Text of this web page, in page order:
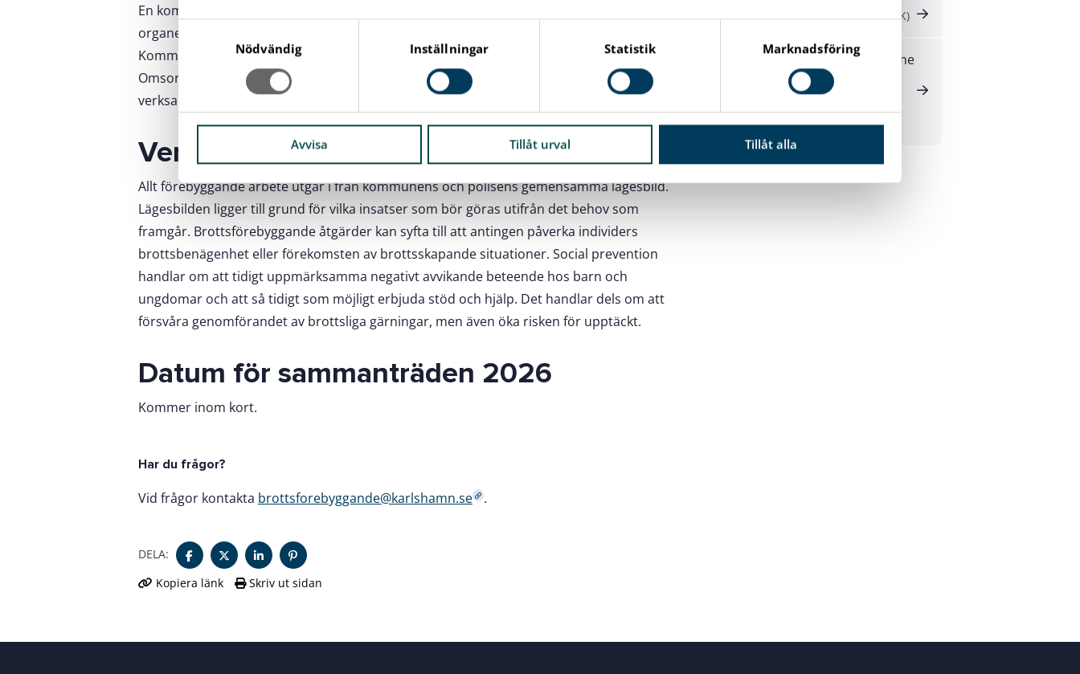
S
k
e
s
v
l
Nödvändig Inställningar Statistik Marknadsföring
Avvisa Tillåt urval Tillåt alla
En kommunal styrgrupp, organiserad under kommunstyrelsen, är det samverkande
organet för brottsförebyggande frågor. Styrgruppen består av representanter från
Kommunstyrelsen, Utbildningsnämnden, Teknik-, digitaliserings- och jävsnämnden,
Omsorgs- och arbetsmarknadsnämnden och representanter från berörda kommunala
verksamheter samt polisen.
Verksamhet
Allt förebyggande arbete utgår i från kommunens och polisens gemensamma lägesbild.
Lägesbilden ligger till grund för vilka insatser som bör göras utifrån det behov som
framgår. Brottsförebyggande åtgärder kan syfta till att antingen påverka individers
brottsbenägenhet eller förekomsten av brottsskapande situationer. Social prevention
handlar om att tidigt uppmärksamma negativt avvikande beteende hos barn och
ungdomar och att så tidigt som möjligt erbjuda stöd och hjälp. Det handlar dels om att
försvåra genomförandet av brottsliga gärningar, men även öka risken för upptäckt.
Datum för sammanträden 2026
Kommer inom kort.
Har du frågor?
Vid frågor kontakta brottsforebyggande@karlshamn.se .
DELA:
Kopiera länk
Skriv ut sidan
Medborgarlöfte 2024(181K)
Samverkansöverenskomme
lse Mellan Karlshamns
kommun och
Polismyndigheten 2025
2027(120K)